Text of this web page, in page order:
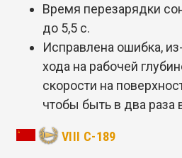
Время перезарядки
до 5,5 с.
Исправлена ошибка,
хода на рабочей
скорости на
чтобы быть в два раза
VIII С-189